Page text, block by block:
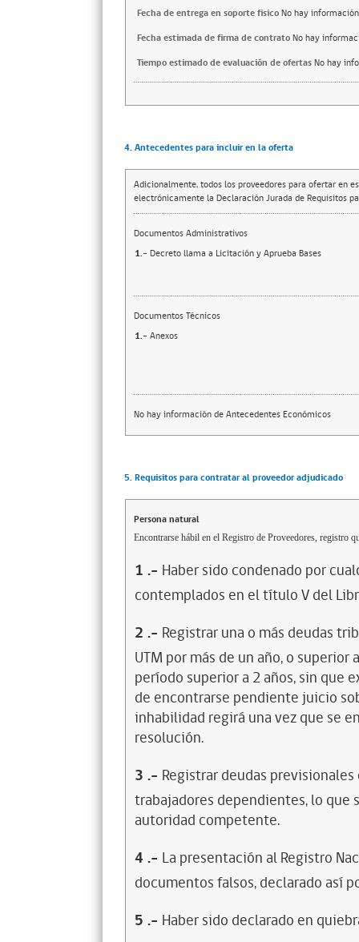
Fecha de entrega en soporte fisicoNo hay información
Fecha estimada de firma de contratoNo hay
Tiempo estimado de evaluación de ofertasNo hay
4. Antecedentes para incluir en la oferta
Adicionalmente, todos los proveedores para ofertar en
electrónicamente la Declaración Jurada de Requisitos
Documentos Administrativos
1.- Decreto llama a Licitación y Aprueba Bases
Documentos Técnicos
1.- Anexos
No hay información de Antecedentes Económicos
5. Requisitos para contratar al proveedor adjudicado
Persona natural
Encontrarse hábil en el Registro de Proveedores, registro
1 .- Haber sido condenado por
contemplados en el título V del
2 .- Registrar una o más deudas
UTM por más de un año, o
período superior a 2 años, sin que
de encontrarse pendiente juicio
inhabilidad regirá una vez que se
resolución.
3 .- Registrar deudas
trabajadores dependientes, lo
autoridad competente.
4 .- La presentación al Registro
documentos falsos, declarado así
5 .- Haber sido declarado en